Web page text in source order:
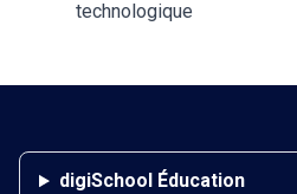
technologique
digiSchool Éducation